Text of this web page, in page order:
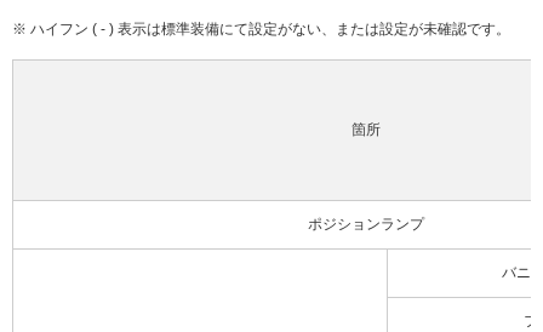
※ ハイフン ( - ) 表示は標準装備にて設定がない、または設定が未確認です。
箇所
ポジションランプ
バニ
フ